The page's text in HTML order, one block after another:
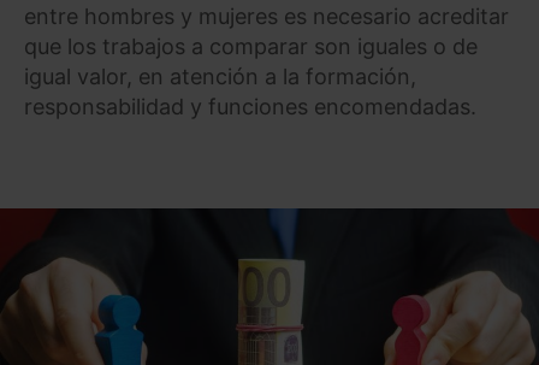
entre hombres y mujeres es necesario acreditar
que los trabajos a comparar son iguales o de
igual valor, en atención a la formación,
responsabilidad y funciones encomendadas.